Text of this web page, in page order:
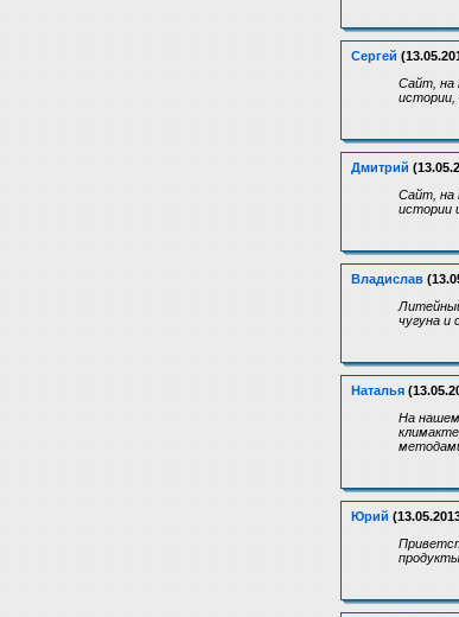
Сергей
Сайт, на
истории,
Дмитрий
Сайт, на
истории
Владислав
чугуна и
Наталья
На нашем
Юрий